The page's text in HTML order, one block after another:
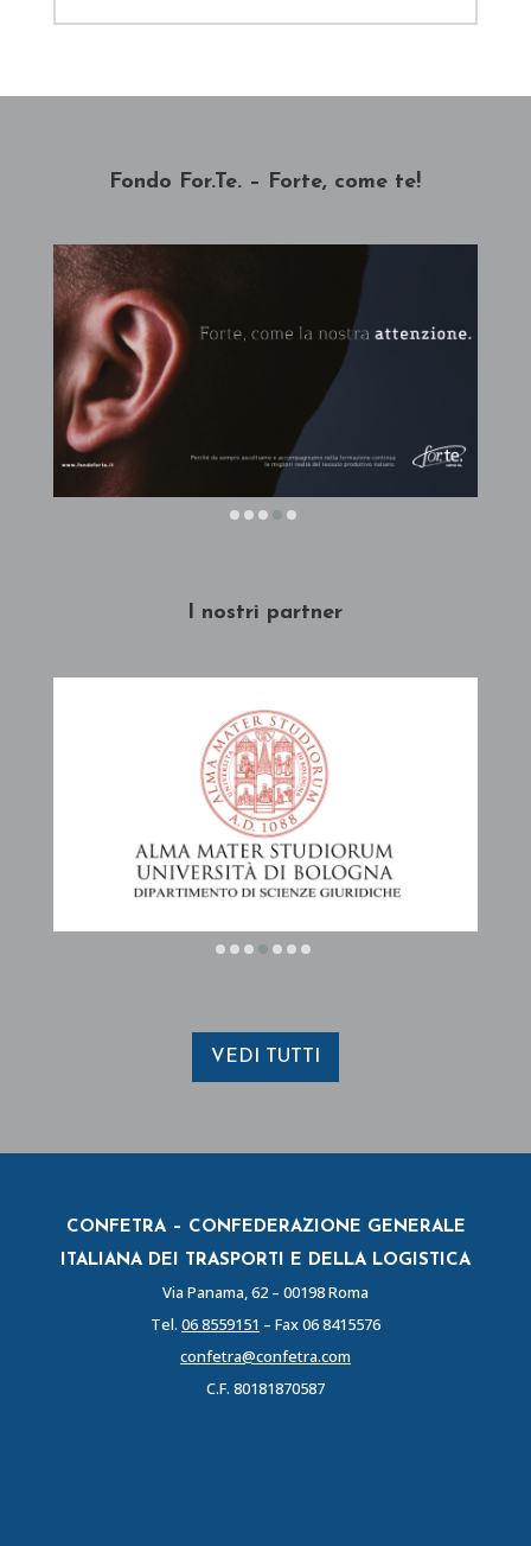
Fondo For.Te. – Forte, come te!
I nostri partner
VEDI TUTTI
CONFETRA – CONFEDERAZIONE GENERALE
ITALIANA DEI TRASPORTI E DELLA LOGISTICA
Via Panama, 62 – 00198 Roma
Tel. 06 8559151 – Fax 06 8415576
confetra@confetra.com
C.F. 80181870587